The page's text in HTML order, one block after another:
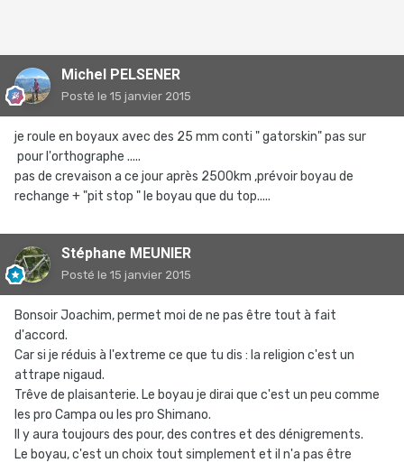
Michel PELSENER
Posté le 15 janvier 2015
je roule en boyaux avec des 25 mm conti " gatorskin" pas sur
pour l'orthographe .....
pas de crevaison a ce jour après 2500km ,prévoir boyau de
rechange + "pit stop " le boyau que du top.....
Stéphane MEUNIER
Posté le 15 janvier 2015
Bonsoir Joachim, permet moi de ne pas être tout à fait
d'accord.
Car si je réduis à l'extreme ce que tu dis : la religion c'est un
attrape nigaud.
Trêve de plaisanterie. Le boyau je dirai que c'est un peu comme
les pro Campa ou les pro Shimano.
Il y aura toujours des pour, des contres et des dénigrements.
Le boyau, c'est un choix tout simplement et il n'a pas être